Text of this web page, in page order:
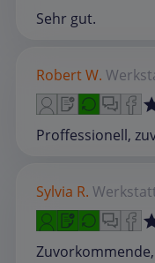
Sehr gut.
Robert W.
Proffessionell,
Sylvia R.